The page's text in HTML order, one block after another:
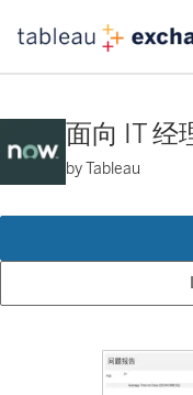
面向 IT 经
by Tableau